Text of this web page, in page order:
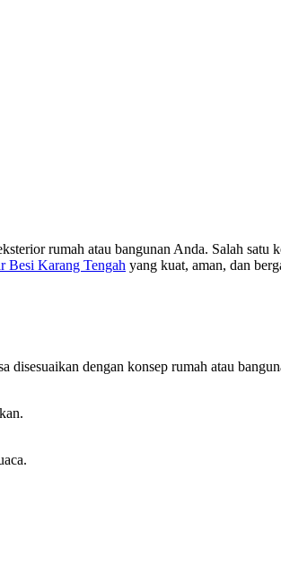
rumah atau bangunan Anda. Salah satu
Besi Karang Tengah yang kuat, aman, dan
dengan konsep rumah atau